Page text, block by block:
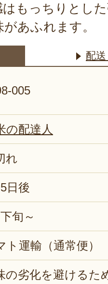
はもっちりとし
あふれます。
配
005
の配達人
れ
日後
旬～
ト運輸（通常便）
の劣化を避けるた